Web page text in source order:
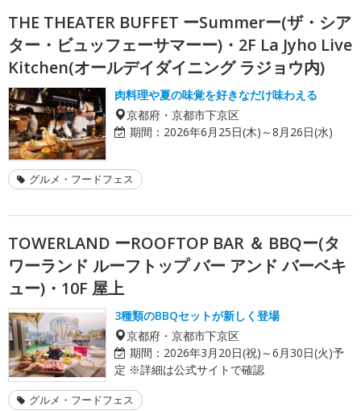
THE THEATER BUFFET ーSummerー(ザ・シア
ター・ビュッフェーサマーー)・2F La Jyho Live
Kitchen(オールデイダイニング ラジョウ内)
肉料理や夏の味覚を好きなだけ味わえる
京都府・京都市下京区
期間： 2026年6月25日(木)～8月26日(水)
グルメ・フードフェス
TOWERLAND ーROOFTOP BAR ＆ BBQー(タ
ワーランド ルーフトップ バー アンド バーベキ
ュー)・10F 屋上
3種類のBBQセットが新しく登場
京都府・京都市下京区
期間： 2026年3月20日(祝)～6月30日(火)予
定 ※詳細は公式サイトで確認
グルメ・フードフェス